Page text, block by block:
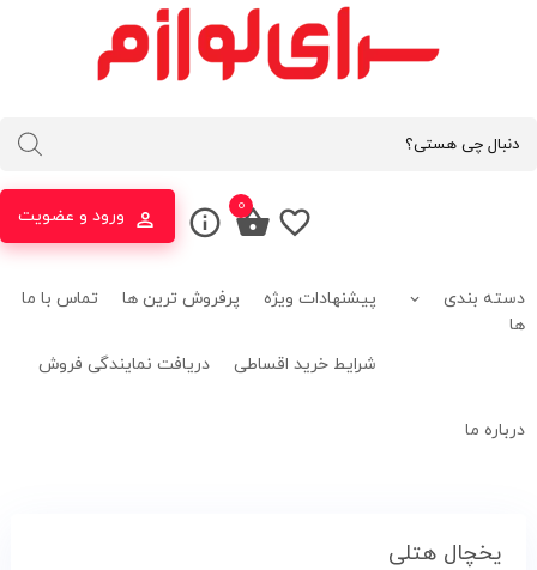
search
ورود و عضویت
پیشنهادات ویژه پرفروش ترین ها تماس با ما
شرایط خرید اقساطی دریافت نمایندگی فروش
هتلی